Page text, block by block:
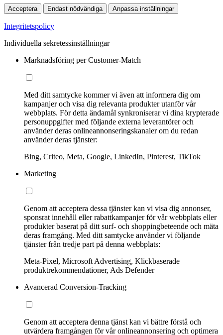
Acceptera Endast nödvändiga Anpassa inställningar
Integritetspolicy
Individuella sekretessinställningar
Marknadsföring per Customer-Match
Med ditt samtycke kommer vi även att informera dig om
kampanjer och visa dig relevanta produkter utanför vår
webbplats. För detta ändamål synkroniserar vi dina krypterade
personuppgifter med följande externa leverantörer och
använder deras onlineannonseringskanaler om du redan
använder deras tjänster:
Bing, Criteo, Meta, Google, LinkedIn, Pinterest, TikTok
Marketing
Genom att acceptera dessa tjänster kan vi visa dig annonser,
sponsrat innehåll eller rabattkampanjer för vår webbplats eller
produkter baserat på ditt surf- och shoppingbeteende och mäta
deras framgång. Med ditt samtycke använder vi följande
tjänster från tredje part på denna webbplats:
Meta-Pixel, Microsoft Advertising, Klickbaserade
produktrekommendationer, Ads Defender
Avancerad Conversion-Tracking
Genom att acceptera denna tjänst kan vi bättre förstå och
utvärdera framgången för vår onlineannonsering och optimera